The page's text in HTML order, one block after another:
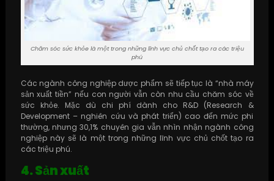
Chăm sóc sức khỏe là một trong những lĩnh vực chủ chốt tạo ra các triệu
phú
Các ngành công nghiệp dược phẩm sẽ tiếp tục là “nhà máy
sản xuất tiền” nếu con người vẫn còn nhu cầu chăm sóc về
sức khỏe. Mặc dù chi phí dành cho R&D (Research &
Development – nghiên cứu và phát triển) cao đến mức phi
thường, nhưng 30,1% chuyên gia vẫn nhìn nhận ngành công
nghiệp này sẽ là một trong những lĩnh vực chủ chốt tạo ra
các triệu phú.
4. Sản xuất